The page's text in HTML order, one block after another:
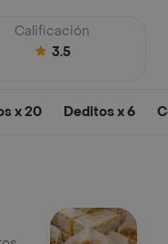
Calificación
3.5
x 20 Deditos x 6